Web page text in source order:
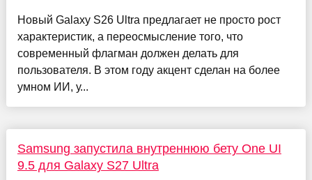
Новый Galaxy S26 Ultra предлагает не просто рост
характеристик, а переосмысление того, что
современный флагман должен делать для
пользователя. В этом году акцент сделан на более
умном ИИ, у...
Samsung запустила внутреннюю бету One UI
9.5 для Galaxy S27 Ultra